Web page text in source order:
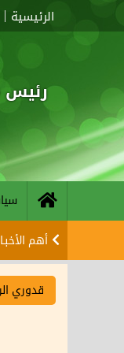
الرئيسية
رئيس
أهم
قدوري